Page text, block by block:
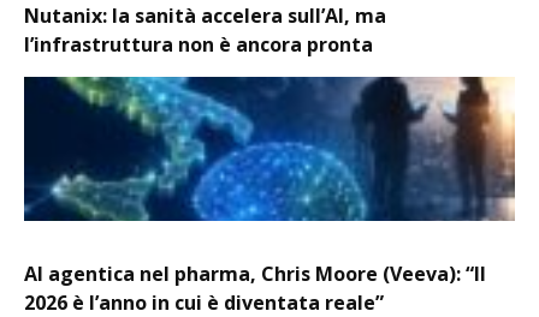
Nutanix: la sanità accelera sull’AI, ma
l’infrastruttura non è ancora pronta
AI agentica nel pharma, Chris Moore (Veeva): “Il
2026 è l’anno in cui è diventata reale”